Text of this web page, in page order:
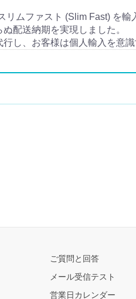
ムファスト (Slim Fast) を輸
配送納期を実現しました。
し、お客様は個人輸入を意
ご質問と回答
メール受信テスト
営業日カレンダー